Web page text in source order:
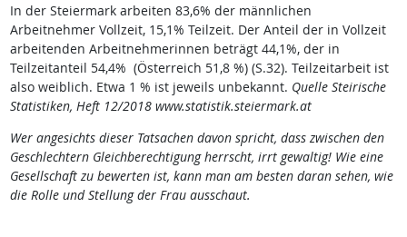
In der Steiermark arbeiten 83,6% der männlichen
Arbeitnehmer Vollzeit, 15,1% Teilzeit. Der Anteil der in Vollzeit
arbeitenden Arbeitnehmerinnen beträgt 44,1%, der in
Teilzeitanteil 54,4% (Österreich 51,8 %) (S.32). Teilzeitarbeit ist
also weiblich. Etwa 1 % ist jeweils unbekannt. Quelle Steirische
Statistiken, Heft 12/2018 www.statistik.steiermark.at
Wer angesichts dieser Tatsachen davon spricht, dass zwischen den
Geschlechtern Gleichberechtigung herrscht, irrt gewaltig! Wie eine
Gesellschaft zu bewerten ist, kann man am besten daran sehen, wie
die Rolle und Stellung der Frau ausschaut.